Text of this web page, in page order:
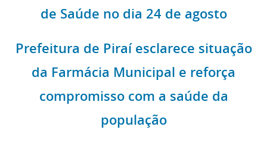
de Saúde no dia 24 de agosto
Prefeitura de Piraí esclarece situação
da Farmácia Municipal e reforça
compromisso com a saúde da
população